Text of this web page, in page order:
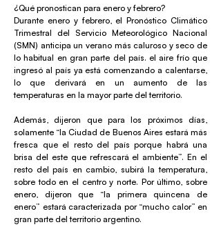
¿Qué pronostican para enero y febrero?
Durante enero y febrero, el Pronóstico Climático
Trimestral del Servicio Meteorológico Nacional
(SMN) anticipa un verano más caluroso y seco de
lo habitual en gran parte del país. el aire frío que
ingresó al país ya está comenzando a calentarse,
lo que derivará en un aumento de las
temperaturas en la mayor parte del territorio.
Además, dijeron que para los próximos días,
solamente “la Ciudad de Buenos Aires estará más
fresca que el resto del país porque habrá una
brisa del este que refrescará el ambiente”. En el
resto del país en cambio, subirá la temperatura,
sobre todo en el centro y norte. Por último, sobre
enero, dijeron que “la primera quincena de
enero” estará caracterizada por “mucho calor” en
gran parte del territorio argentino.